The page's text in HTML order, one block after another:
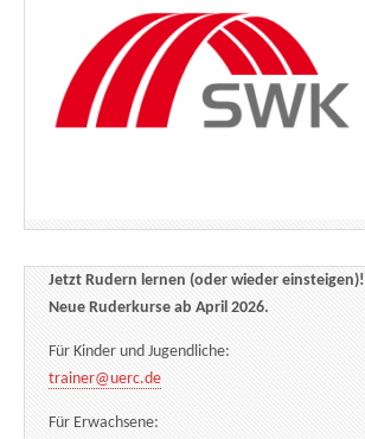
Jetzt Rudern lernen (oder wieder einsteigen)!
Neue Ruderkurse ab April 2026.
Für Kinder und Jugendliche:
trainer@uerc.de
Für Erwachsene: